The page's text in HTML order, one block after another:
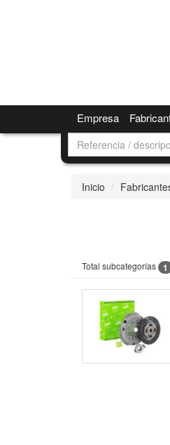
Empresa
Inicio
Total subcategorías 1